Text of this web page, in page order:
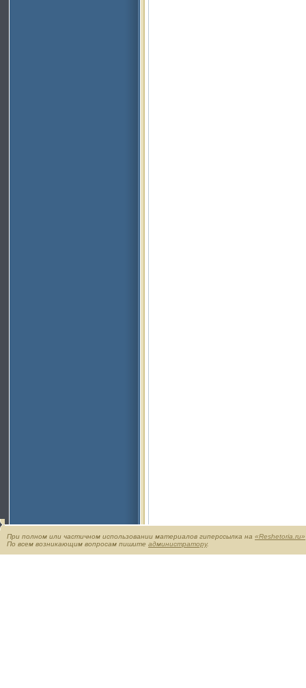
При полном или частичном использовании материалов гиперссылка на «Reshetoria.ru»
По всем возникающим вопросам пишите администратору.